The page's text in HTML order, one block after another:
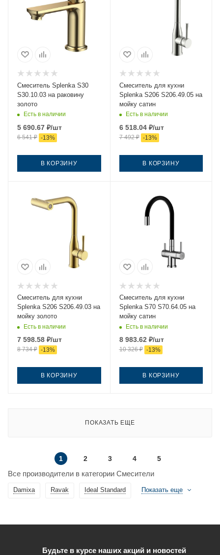
Смеситель Splenka S30
S30.10.03 на раковину
золото
Есть в наличии
5 690.67 ₽/шт
6 541₽ -13%
В КОРЗИНУ
Смеситель для кухни
Splenka S206 S206.49.05 на
мойку сатин
Есть в наличии
6 518.04₽/шт
7 492₽ -13%
В КОРЗИНУ
Смеситель для кухни
Splenka S206 S206.49.03 на
мойку золото
Есть в наличии
7 598.58 ₽/шт
8 734₽ -13%
В КОРЗИНУ
Смеситель для кухни
Splenka S70 S70.64.05 на
мойку сатин
Есть в наличии
8 983.62 ₽/шт
10 326₽ -13%
В КОРЗИНУ
ПОКАЗАТЬ ЕЩЕ
1 2 3 4 5
Все производители в категории Смесители
Damixa Ravak Ideal Standard Показать еще
Будьте в курсе наших акций и новостей